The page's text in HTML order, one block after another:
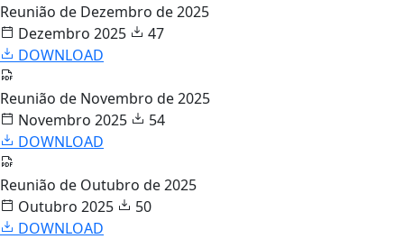
Reunião de Dezembro de 2025
Dezembro 2025
47
DOWNLOAD
Reunião de Novembro de 2025
Novembro 2025
54
DOWNLOAD
Reunião de Outubro de 2025
Outubro 2025
50
DOWNLOAD